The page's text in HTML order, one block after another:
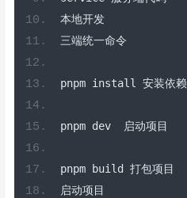
本地开发
三端统一命令
pnpm install 安装依赖
pnpm dev 启动项目
pnpm build 打包项目
启动项目